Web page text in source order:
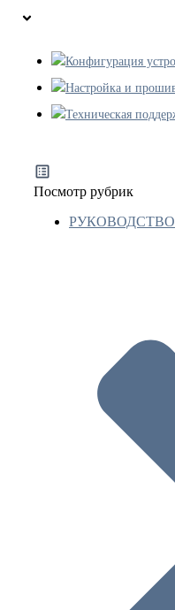
Конфигурация
Настройка и
Техническая
Посмотр рубрик